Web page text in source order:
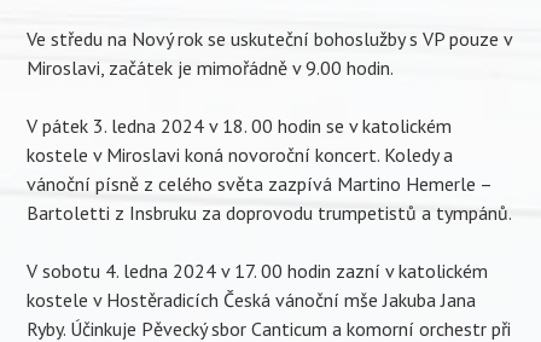
Ve středu na Nový rok se uskuteční bohoslužby s VP pouze v
Miroslavi, začátek je mimořádně v 9.00 hodin.
V pátek 3. ledna 2024 v 18. 00 hodin se v katolickém
kostele v Miroslavi koná novoroční koncert. Koledy a
vánoční písně z celého světa zazpívá Martino Hemerle –
Bartoletti z Insbruku za doprovodu trumpetistů a tympánů.
V sobotu 4. ledna 2024 v 17. 00 hodin zazní v katolickém
kostele v Hostěradicích Česká vánoční mše Jakuba Jana
Ryby. Účinkuje Pěvecký sbor Canticum a komorní orchestr při